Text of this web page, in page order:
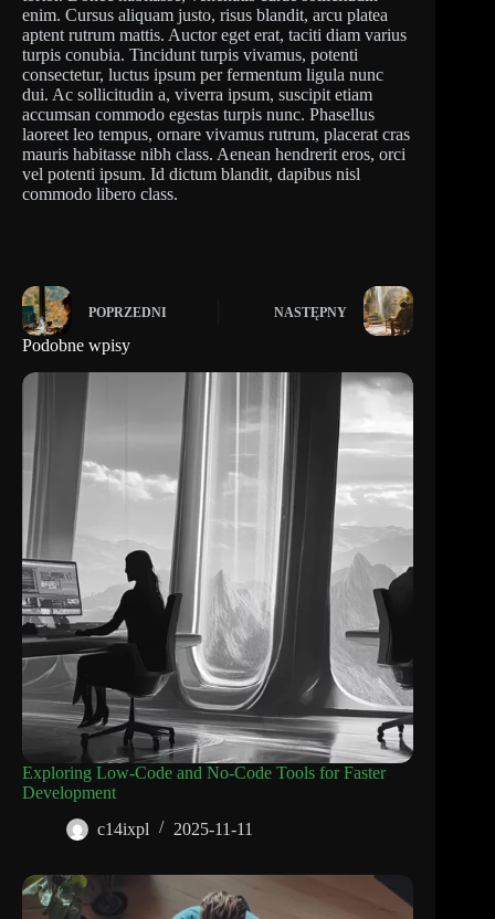
enim. Cursus aliquam justo, risus blandit, arcu platea
aptent rutrum mattis. Auctor eget erat, taciti diam varius
turpis conubia. Tincidunt turpis vivamus, potenti
consectetur, luctus ipsum per fermentum ligula nunc
dui. Ac sollicitudin a, viverra ipsum, suscipit etiam
accumsan commodo egestas turpis nunc. Phasellus
laoreet leo tempus, ornare vivamus rutrum, placerat cras
mauris habitasse nibh class. Aenean hendrerit eros, orci
vel potenti ipsum. Id dictum blandit, dapibus nisl
commodo libero class.
POPRZEDNI NASTĘPNY
Podobne wpisy
Exploring Low-Code and No-Code Tools for Faster
Development
c14ixpl
2025-11-11